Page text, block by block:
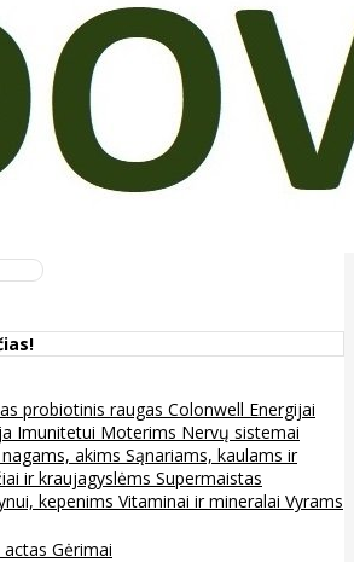
probiotinis raugas Colonwell Energijai
Imunitetui Moterims Nervų sistemai
akims Sąnariams, kaulams ir
ir kraujagyslėms Supermaistas
kepenims Vitaminai ir mineralai Vyrams
actas Gėrimai